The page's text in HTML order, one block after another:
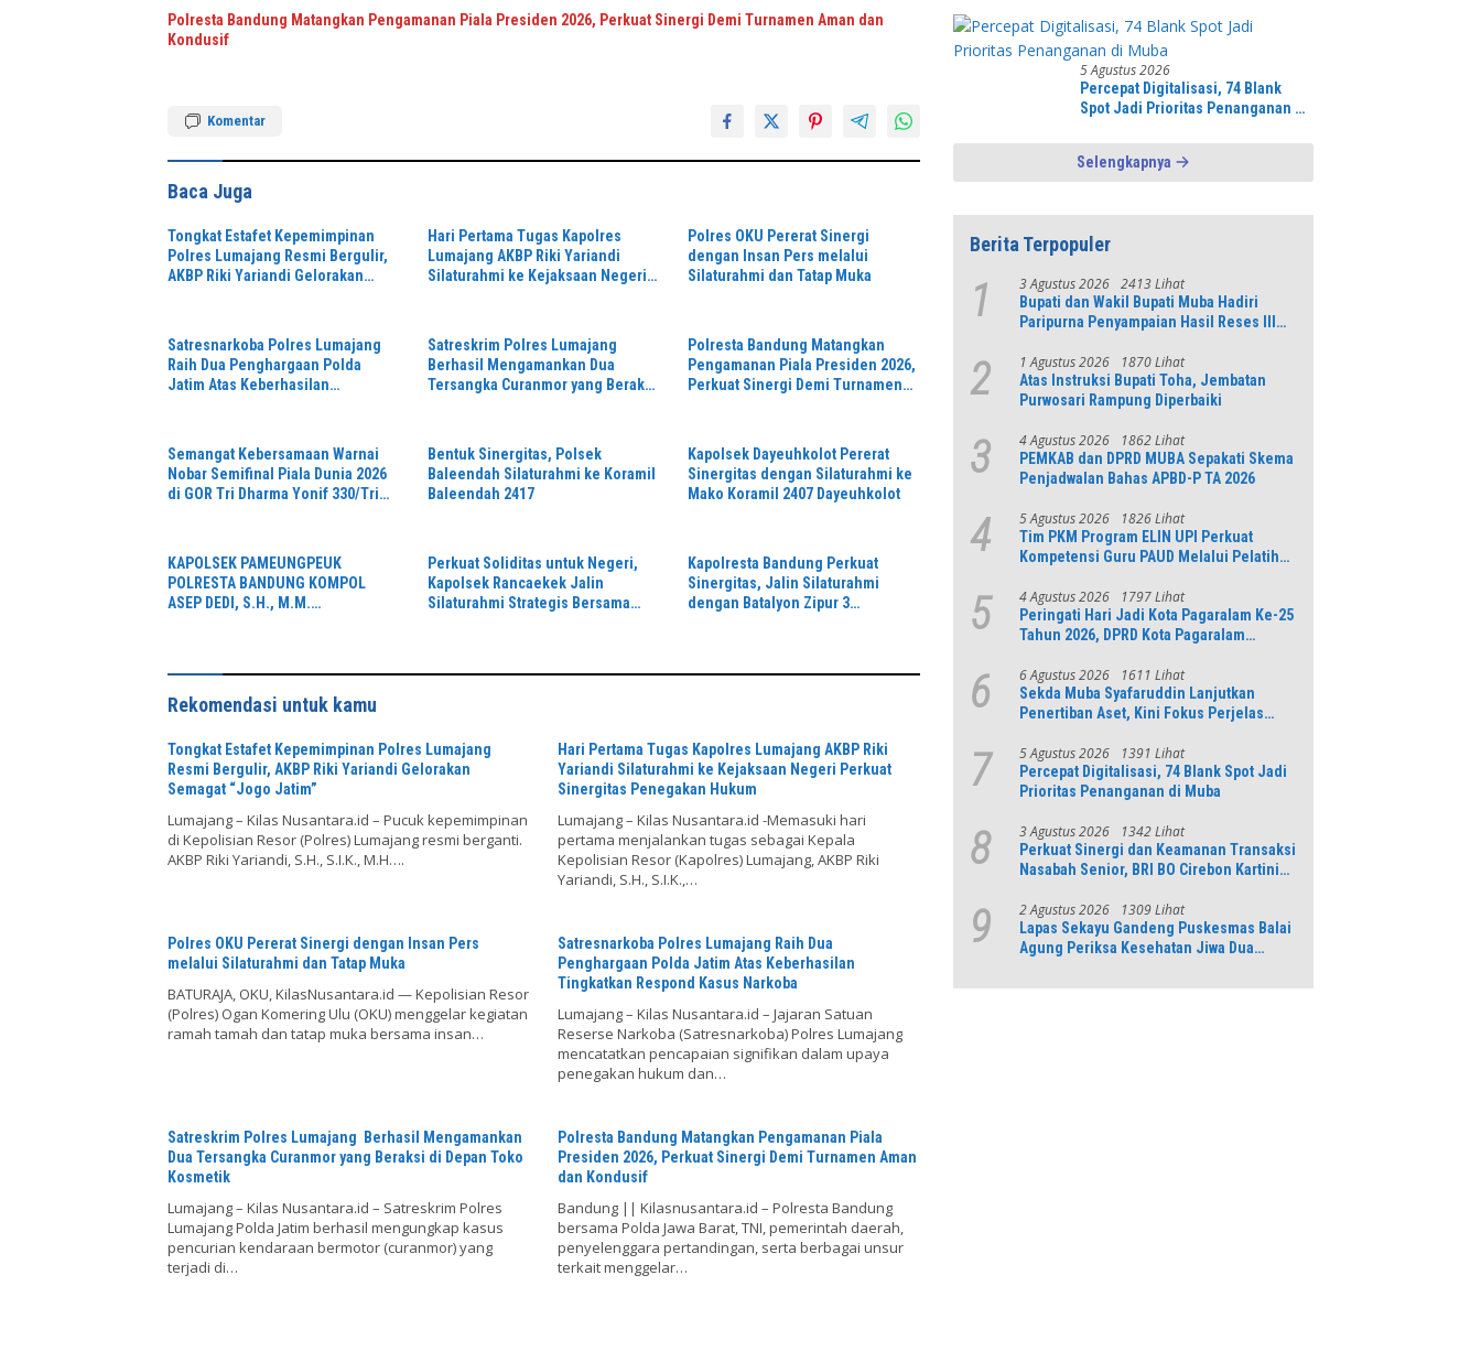
Polresta Bandung Matangkan Pengamanan Piala Presiden 2026, Perkuat Sinergi Demi Turnamen Aman dan
Kondusif
Komentar
Baca Juga
Tongkat Estafet Kepemimpinan
Polres Lumajang Resmi Bergulir,
AKBP Riki Yariandi Gelorakan
Hari Pertama Tugas Kapolres
Lumajang AKBP Riki Yariandi
Silaturahmi ke Kejaksaan Negeri
Polres OKU Pererat Sinergi
dengan Insan Pers melalui
Silaturahmi dan Tatap Muka
Satresnarkoba Polres Lumajang
Raih Dua Penghargaan Polda
Jatim Atas Keberhasilan
Satreskrim Polres Lumajang
Berhasil Mengamankan Dua
Tersangka Curanmor yang Beraksi
Polresta Bandung Matangkan
Pengamanan Piala Presiden 2026,
Perkuat Sinergi Demi Turnamen
Semangat Kebersamaan Warnai
Nobar Semifinal Piala Dunia 2026
di GOR Tri Dharma Yonif 330/Tri
Bentuk Sinergitas, Polsek
Baleendah Silaturahmi ke Koramil
Baleendah 2417
Kapolsek Dayeuhkolot Pererat
Sinergitas dengan Silaturahmi ke
Mako Koramil 2407 Dayeuhkolot
KAPOLSEK PAMEUNGPEUK
POLRESTA BANDUNG KOMPOL
ASEP DEDI, S.H., M.M.
Perkuat Soliditas untuk Negeri,
Kapolsek Rancaekek Jalin
Silaturahmi Strategis Bersama
Kapolresta Bandung Perkuat
Sinergitas, Jalin Silaturahmi
dengan Batalyon Zipur 3
Rekomendasi untuk kamu
Tongkat Estafet Kepemimpinan Polres Lumajang
Resmi Bergulir, AKBP Riki Yariandi Gelorakan
Semagat “Jogo Jatim”
Lumajang – Kilas Nusantara.id – Pucuk kepemimpinan
di Kepolisian Resor (Polres) Lumajang resmi berganti.
AKBP Riki Yariandi, S.H., S.I.K., M.H….
Hari Pertama Tugas Kapolres Lumajang AKBP Riki
Yariandi Silaturahmi ke Kejaksaan Negeri Perkuat
Sinergitas Penegakan Hukum
Lumajang – Kilas Nusantara.id -Memasuki hari
pertama menjalankan tugas sebagai Kepala
Kepolisian Resor (Kapolres) Lumajang, AKBP Riki
Yariandi, S.H., S.I.K.,…
Polres OKU Pererat Sinergi dengan Insan Pers
melalui Silaturahmi dan Tatap Muka
BATURAJA, OKU, KilasNusantara.id — Kepolisian Resor
(Polres) Ogan Komering Ulu (OKU) menggelar kegiatan
ramah tamah dan tatap muka bersama insan…
Satresnarkoba Polres Lumajang Raih Dua
Penghargaan Polda Jatim Atas Keberhasilan
Tingkatkan Respond Kasus Narkoba
Lumajang – Kilas Nusantara.id – Jajaran Satuan
Reserse Narkoba (Satresnarkoba) Polres Lumajang
mencatatkan pencapaian signifikan dalam upaya
penegakan hukum dan…
Satreskrim Polres Lumajang Berhasil Mengamankan
Dua Tersangka Curanmor yang Beraksi di Depan Toko
Kosmetik
Lumajang – Kilas Nusantara.id – Satreskrim Polres
Lumajang Polda Jatim berhasil mengungkap kasus
pencurian kendaraan bermotor (curanmor) yang
terjadi di…
Polresta Bandung Matangkan Pengamanan Piala
Presiden 2026, Perkuat Sinergi Demi Turnamen Aman
dan Kondusif
Bandung || Kilasnusantara.id – Polresta Bandung
bersama Polda Jawa Barat, TNI, pemerintah daerah,
penyelenggara pertandingan, serta berbagai unsur
terkait menggelar…
Pembelajaran Literasi dan
Numerasi
5 Agustus 2026
Percepat Digitalisasi, 74 Blank
Spot Jadi Prioritas Penanganan di
Selengkapnya
Berita Terpopuler
1 3 Agustus 2026 2413 Lihat
Bupati dan Wakil Bupati Muba Hadiri
Paripurna Penyampaian Hasil Reses III
2 1 Agustus 2026 1870 Lihat
Atas Instruksi Bupati Toha, Jembatan
Purwosari Rampung Diperbaiki
3 4 Agustus 2026 1862 Lihat
PEMKAB dan DPRD MUBA Sepakati Skema
Penjadwalan Bahas APBD-P TA 2026
4 5 Agustus 2026 1826 Lihat
Tim PKM Program ELIN UPI Perkuat
Kompetensi Guru PAUD Melalui Pelatihan
Numerasi
5 4 Agustus 2026 1797 Lihat
Peringati Hari Jadi Kota Pagaralam Ke-25
Tahun 2026, DPRD Kota Pagaralam
6 6 Agustus 2026 1611 Lihat
Sekda Muba Syafaruddin Lanjutkan
Penertiban Aset, Kini Fokus Perjelas
7 5 Agustus 2026 1391 Lihat
Percepat Digitalisasi, 74 Blank Spot Jadi
Prioritas Penanganan di Muba
8 3 Agustus 2026 1342 Lihat
Perkuat Sinergi dan Keamanan Transaksi
Nasabah Senior, BRI BO Cirebon Kartini
9 2 Agustus 2026 1309 Lihat
Lapas Sekayu Gandeng Puskesmas Balai
Agung Periksa Kesehatan Jiwa Dua